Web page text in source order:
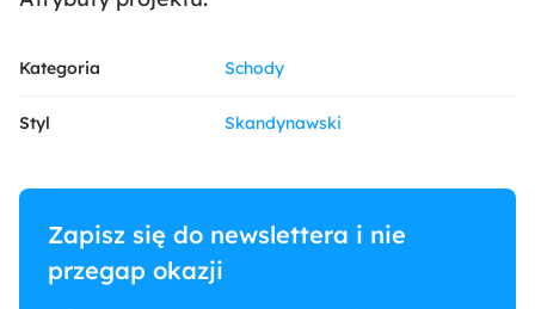
Kategoria Schody
Styl Skandynawski
Zapisz się do newslettera i nie
przegap okazji